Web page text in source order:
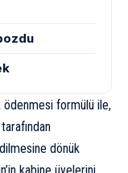
formülü ile,
dönük